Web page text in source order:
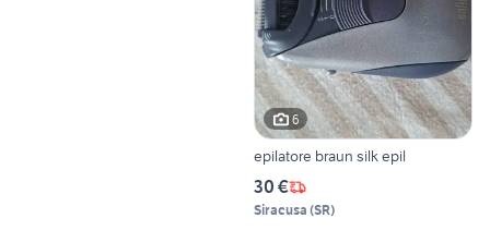
6
epilatore braun silk epil
30 €
Siracusa (SR)